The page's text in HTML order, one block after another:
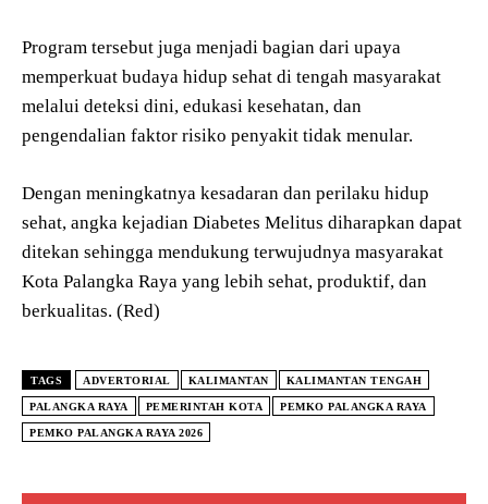
Program tersebut juga menjadi bagian dari upaya
memperkuat budaya hidup sehat di tengah masyarakat
melalui deteksi dini, edukasi kesehatan, dan
pengendalian faktor risiko penyakit tidak menular.
Dengan meningkatnya kesadaran dan perilaku hidup
sehat, angka kejadian Diabetes Melitus diharapkan dapat
ditekan sehingga mendukung terwujudnya masyarakat
Kota Palangka Raya yang lebih sehat, produktif, dan
berkualitas. (Red)
TAGS ADVERTORIAL KALIMANTAN KALIMANTAN TENGAH
PALANGKA RAYA PEMERINTAH KOTA PEMKO PALANGKA RAYA
PEMKO PALANGKA RAYA 2026